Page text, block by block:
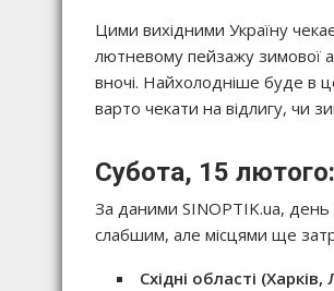
Цими вихідними Україну
лютневому пейзажу зимової
вночі. Найхолодніше буде в
варто чекати на відлигу, чи
Субота, 15
За даними SINOPTIK.ua, день
слабшим, але місцями ще
Східні області